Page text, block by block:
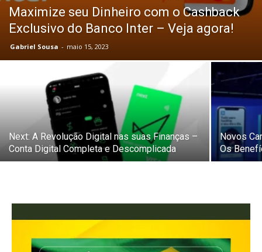
Maximize seu Dinheiro com o Cashback
Exclusivo do Banco Inter – Veja agora!
Gabriel Sousa - maio 15, 2023
Next: A Revolução Digital nas suas Finanças –
Conta Digital Completa e Descomplicada
Novos
Os